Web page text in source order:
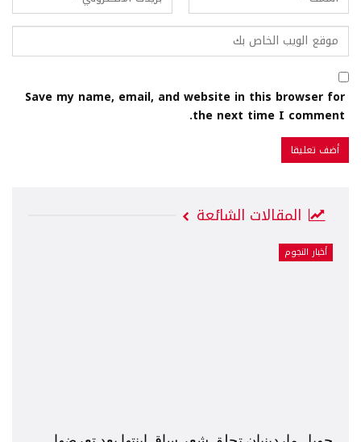
Save my name, email, and website in this browser for
the next time I comment.
المقالات الشائعة
أخبار النجوم